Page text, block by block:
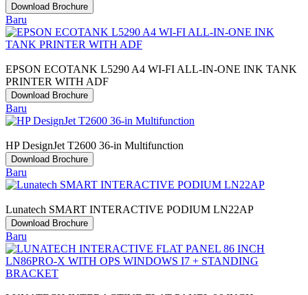
Download Brochure
Baru
EPSON ECOTANK L5290 A4 WI-FI ALL-IN-ONE INK TANK
PRINTER WITH ADF
Download Brochure
Baru
HP DesignJet T2600 36-in Multifunction
Download Brochure
Baru
Lunatech SMART INTERACTIVE PODIUM LN22AP
Download Brochure
Baru